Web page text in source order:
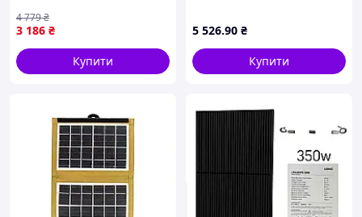
встановлення компактна
FLAME
3 186 ₴
4 779₴
Купити
5 526.90 ₴
Купити